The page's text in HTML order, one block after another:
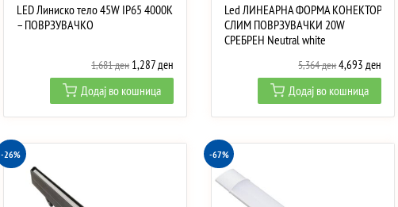
LED Линиско тело 45W IP65 4000K
– ПОВРЗУВАЧКО
1,681ден Original
price
was:
1,681 ден.
1,287 ден
price
1,287 ден.
Додај во кошница
Led ЛИНЕАРНА ФОРМА КОНЕКТОР
СЛИМ ПОВРЗУВАЧКИ 20W
СРЕБРЕН Neutral white
5,364денOriginal
price
was:
5,364 ден.
4,693 ден
price
Додај во кошница
-26% -67%